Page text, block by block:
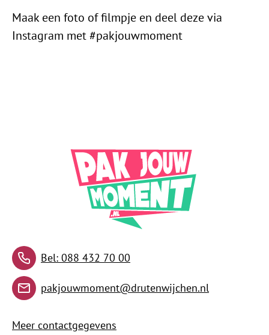
Maak een foto of filmpje en deel deze via
Instagram met #pakjouwmoment
Contact met de
Bel: 088 432 70 00
pakjouwmoment@drutenwijchen.nl
Meer contactgegevens